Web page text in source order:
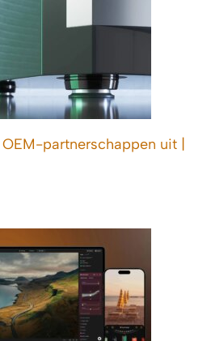
partnerschappen uit |